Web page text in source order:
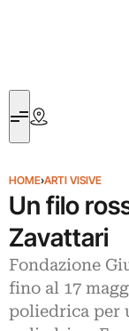
HOME›ARTI VISIVE
Un filo
Zavattari
Fondazione
fino al 17
poliedrica per